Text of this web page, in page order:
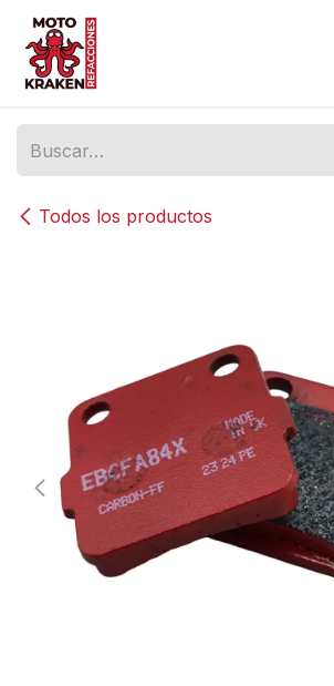
Ir al contenido
Todos los productos